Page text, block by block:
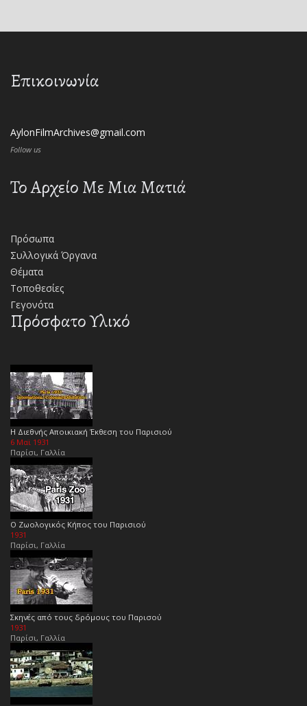
Επικοινωνία
AylonFilmArchives@gmail.com
Follow us
Το Αρχείο Με Μια Ματιά
Πρόσωπα
Συλλογικά Όργανα
Θέματα
Τοποθεσίες
Γεγονότα
Πρόσφατο Υλικό
Η Διεθνής Αποικιακή Έκθεση του Παρισιού
6 Μαϊ 1931
Παρίσι, Γαλλία
Ο Ζωολογικός Κήπος του Παρισιού
1931
Παρίσι, Γαλλία
Σκηνές από τους δρόμους του Παρισού
1931
Παρίσι, Γαλλία